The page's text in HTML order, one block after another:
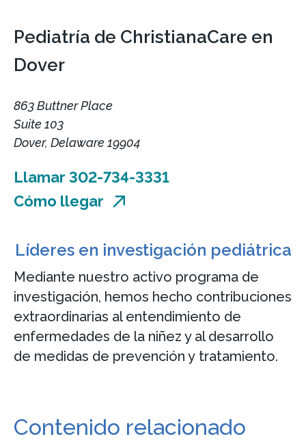
Pediatría de ChristianaCare en
Dover
863 Buttner Place
Suite 103
Dover, Delaware 19904
Llamar 302-734-3331
Cómo llegar
Líderes en investigación pediátrica
Mediante nuestro activo programa de
investigación, hemos hecho contribuciones
extraordinarias al entendimiento de
enfermedades de la niñez y al desarrollo
de medidas de prevención y tratamiento.
Contenido relacionado